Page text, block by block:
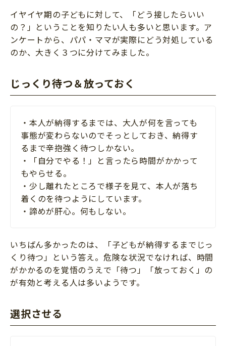
イヤイヤ期の子どもに対して、「どう接したらいい
の？」ということを知りたい人も多いと思います。ア
ンケートから、パパ・ママが実際にどう対処している
のか、大きく３つに分けてみました。
じっくり待つ＆放っておく
・本人が納得するまでは、大人が何を言っても
事態が変わらないのでそっとしておき、納得す
るまで辛抱強く待つしかない。
・「自分でやる！」と言ったら時間がかかって
もやらせる。
・少し離れたところで様子を見て、本人が落ち
着くのを待つようにしています。
・諦めが肝心。何もしない。
いちばん多かったのは、「子どもが納得するまでじっ
くり待つ」という答え。危険な状況でなければ、時間
がかかるのを覚悟のうえで「待つ」「放っておく」の
が有効と考える人は多いようです。
選択させる